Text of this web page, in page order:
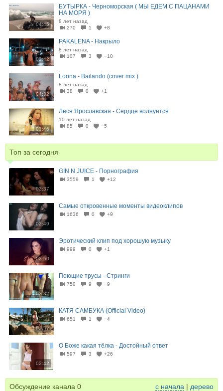
04:45
БУТЫРКА - Черноморская ( МЫ ЕДЕМ С ПАЦАНАМИ
НА МОРЯ )
8 лет назад
270
1 +8
02:42
PAKALENA - Накрыло
8 лет назад
107
3 −10
04:32
Loona - Bailando (cover mix )
8 лет назад
38
0 +1
03:46
Леся Ярославская - Сердце волнуется
10 лет назад
85
0 −5
Топ за сегодня
03:37
GIN N JUICE - Порнография
3559 1 +12
02:49
Самые откровенные моменты видеоклипов
1636 0 +9
02:50
Эротический клип под хорошую музыку
999 0 +1
03:32
Поющие трусы - Стринги
750 9 −9
02:57
КАТЯ САМБУКА (Official Video)
651 1 −4
02:42
О Боже какая тёлка - Достойный ответ
597 3 +26
Обсуждение канала 0 с начала | дерево